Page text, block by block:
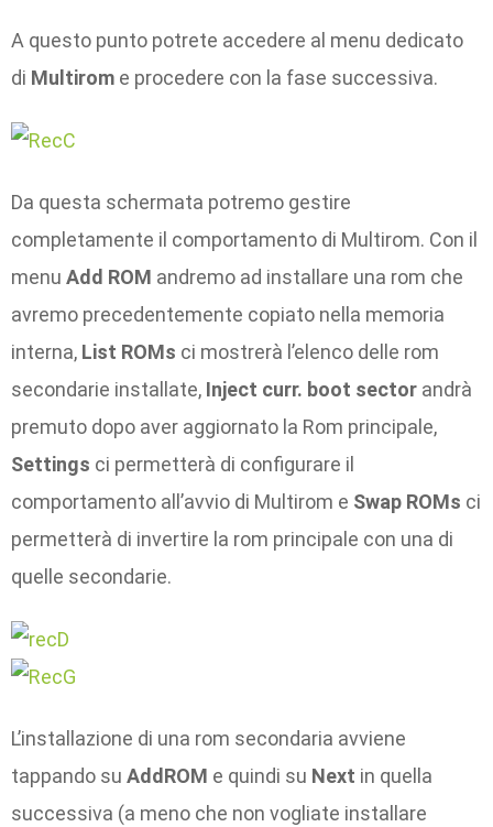
A questo punto potrete accedere al menu dedicato
di Multirom e procedere con la fase successiva.
Da questa schermata potremo gestire
completamente il comportamento di Multirom. Con il
menu Add ROM andremo ad installare una rom che
avremo precedentemente copiato nella memoria
interna, List ROMs ci mostrerà l’elenco delle rom
secondarie installate, Inject curr. boot sector andrà
premuto dopo aver aggiornato la Rom principale,
Settings ci permetterà di configurare il
comportamento all’avvio di Multirom e Swap ROMs ci
permetterà di invertire la rom principale con una di
quelle secondarie.
L’installazione di una rom secondaria avviene
tappando su AddROM e quindi su Next in quella
successiva (a meno che non vogliate installare